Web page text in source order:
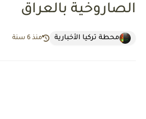
الصاروخية بالعراق
محطة تركيا الأخبارية منذ 6 سنة